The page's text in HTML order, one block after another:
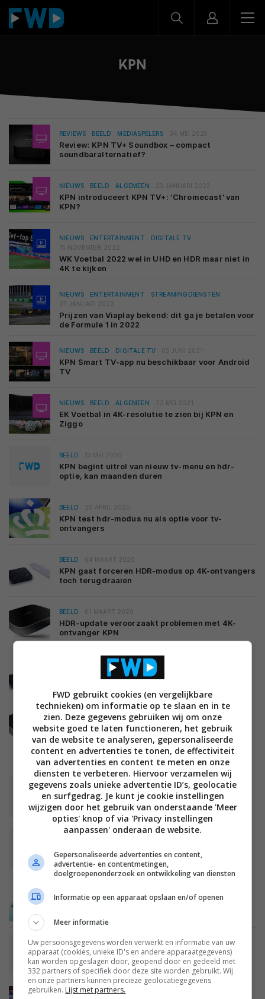
KPN
REVIEWS BEELD MEDIASPELERS 04 MEI 2025
Review: KPN TV+ Soundbox – compact
soundbaralternatief?
NIEUWS BEELD ALGEMEEN 23 JANUARI 2023
KPN introduceert KPN TV+: ‘Chromecast’ van
KPN?
NIEUWS ENTERTAINMENT
DIGITALE TV
15 NOVEMBER 2022
WK Voetbal 2022 wel in UHD en HDR maar niet in
4K te kijken
NIEUWS ENTERTAINMENT
STREAMINGDIENSTEN
27 JANUARI 2022
Prijzen van Viaplay bekend: dit ga je betalen voor
de Formule 1 in 2022
NIEUWS BEELD DIGITALE TV 03 JUNI 2021
KPN Smart TV-app nu beschikbaar voor Android
TV
NIEUWS BEELD ALGEMEEN 22 MEI 2021
EK Voetbal in 4K-resolutie te zien bij KPN en
Ziggo
BEELD 13 MEI 2020
KPN begint uitrol van nieuw tv-menu en hdr-
optie, kan maanden duren
BEELD 20 APRIL 2020
KPN test hdr-modus nu als optie voor tv-
ontvangers
BEELD 04 MAART 2020
KPN gaat forceren HDR-modus op 4K-ontvangers
toch terugdraaien
BEELD 01 MAART 2020
HDR-update veroorzaakt problemen met 4K-
ontvanger KPN
08 OKTOBER 2019
KPN levert 4k-ontvanger met Dolby Atmos- en
BEELD 19 AUGUSTUS 2019
KPN komt met 4K Ultra HD settopbox gebaseerd
op Android TV
BEELD 23 JULI 2019
Fox Sports 1 vanaf nu gratis in basispakket van
KPN iTV-klanten
Met de KPN Smart TV-app kun je draadloos
televisiekijken
KPN lanceert nieuwe versie van de MijnKPN-
BEELD 26 SEPTEMBER 2018
KPN begint test gepersonaliseerde tv-reclame
met kleine groep
BEELD 23 JUNI 2018
FWD gebruikt cookies (en vergelijkbare
technieken) om informatie op te slaan en in te
zien. Deze gegevens gebruiken wij om onze
website goed te laten functioneren, het gebruik
van de website te analyseren, gepersonaliseerde
content en advertenties te tonen, de effectiviteit
van advertenties en content te meten en onze
diensten te verbeteren. Hiervoor verzamelen wij
gegevens zoals unieke advertentie ID’s, geolocatie
en surfgedrag. Je kunt je cookie instellingen
wijzigen door het gebruik van onderstaande 'Meer
opties' knop of via 'Privacy instellingen
aanpassen' onderaan de website.
Gepersonaliseerde advertenties en content,
advertentie- en contentmetingen,
doelgroepenonderzoek en ontwikkeling van diensten
Informatie op een apparaat opslaan en/of openen
Meer informatie
Uw persoonsgegevens worden verwerkt en informatie van uw
apparaat (cookies, unieke ID's en andere apparaatgegevens)
kan worden opgeslagen door, geopend door en gedeeld met
332 partners of specifiek door deze site worden gebruikt. Wij
en onze partners kunnen precieze geolocatiegegevens
gebruiken. Lijst met partners.